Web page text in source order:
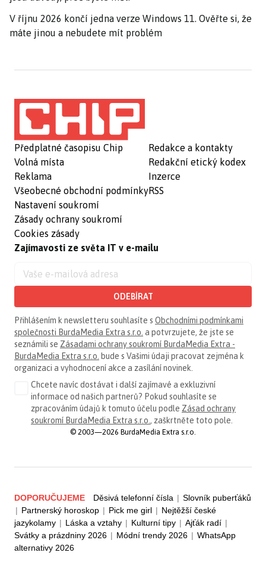
V říjnu 2026 končí jedna verze Windows 11. Ověřte si, že
máte jinou a nebudete mít problém
Předplatné časopisu Chip
Volná místa
Reklama
Všeobecné obchodní podmínky
Nastavení soukromí
Zásady ochrany soukromí
Cookies zásady
Redakce a kontakty
Redakční etický kodex
Inzerce
RSS
Zajímavosti ze světa IT v e-mailu
ODEBÍRAT
Přihlášením k newsletteru souhlasíte s Obchodními podmínkami
společnosti BurdaMedia Extra s.r.o. a potvrzujete, že jste se
seznámili se Zásadami ochrany soukromí BurdaMedia Extra -
BurdaMedia Extra s.r.o. bude s Vašimi údaji pracovat zejména k
organizaci a vyhodnocení akce a zasílání novinek.
Chcete navíc dostávat i další zajímavé a exkluzivní
informace od našich partnerů? Pokud souhlasíte se
zpracováním údajů k tomuto účelu podle Zásad ochrany
soukromí BurdaMedia Extra s.r.o., zaškrtněte toto pole.
© 2003—2026 BurdaMedia Extra s.r.o.
DOPORUČUJEME Děsivá telefonní čísla | Slovník puberťáků
| Partnerský horoskop | Pick me girl | Nejtěžší české
jazykolamy | Láska a vztahy | Kulturní tipy | Ajťák radí |
Svátky a prázdniny 2026 | Módní trendy 2026 | WhatsApp
alternativy 2026